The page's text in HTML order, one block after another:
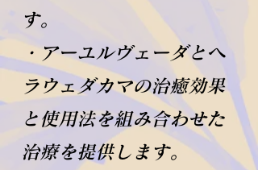
す。
・アーユルヴェーダとヘ
ラウェダカマの治癒効果
と使用法を組み合わせた
治療を提供します。